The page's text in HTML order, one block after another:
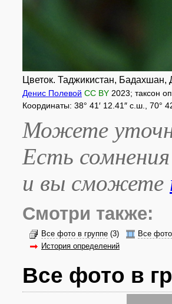
Цветок. Таджикистан, Бадахшан,
Денис Полевой CC BY 2023; таксон
Координаты: 38° 41′ 12.41″ с.ш., 70°
Можете
Есть
и вы сможете
Смотри также:
Все фото в группе (3) Все
История определений
Все фото в